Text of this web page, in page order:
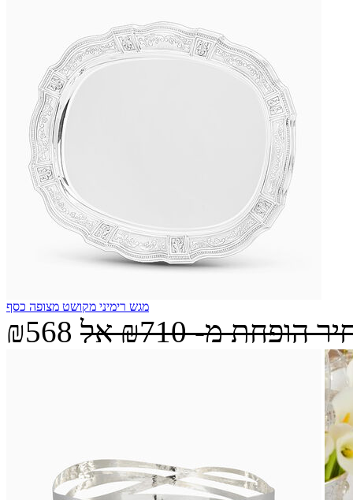
מגש רימיני מקושט מצופה כסף
₪568 הופחת מ-₪710 אל